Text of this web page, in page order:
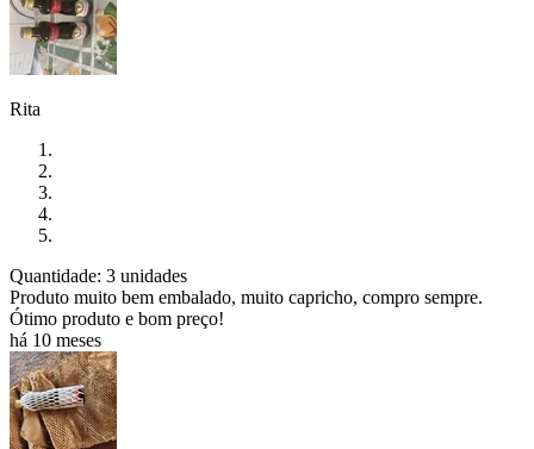
Rita
Quantidade: 3 unidades
Produto muito bem embalado, muito capricho, compro sempre.
Ótimo produto e bom preço!
há 10 meses